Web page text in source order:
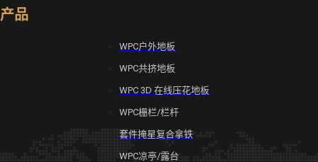
产品
WPC户外地板
WPC共挤地板
WPC 3D 在线压花地板
WPC栅栏/栏杆
套件掩星复合拿铁
WPC凉亭/露台